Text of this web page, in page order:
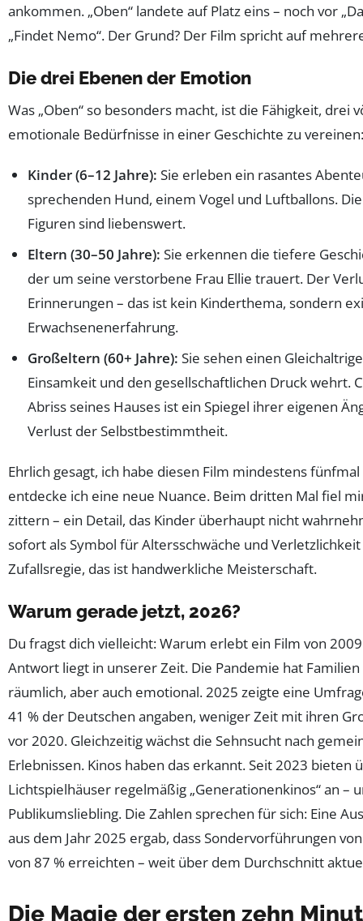
ankommen. „Oben“ landete auf Platz eins – noch vor
„Findet Nemo“. Der Grund? Der Film spricht auf
Die drei Ebenen der Emotion
Was „Oben“ so besonders macht, ist die Fähigkeit, drei
emotionale Bedürfnisse in einer Geschichte zu vereinen:
Kinder (6–12 Jahre): Sie erleben ein rasantes
sprechenden Hund, einem Vogel und Luftballons.
Figuren sind liebenswert.
Eltern (30–50 Jahre): Sie erkennen die tiefere
der um seine verstorbene Frau Ellie trauert. Der
Erinnerungen – das ist kein Kinderthema, sondern
Erwachsenenerfahrung.
Großeltern (60+ Jahre): Sie sehen einen
Einsamkeit und den gesellschaftlichen Druck wehrt.
Abriss seines Hauses ist ein Spiegel ihrer eigenen
Verlust der Selbstbestimmtheit.
Ehrlich gesagt, ich habe diesen Film mindestens
entdecke ich eine neue Nuance. Beim dritten Mal fiel
zittern – ein Detail, das Kinder überhaupt nicht
sofort als Symbol für Altersschwäche und
Zufallsregie, das ist handwerkliche Meisterschaft.
Warum gerade jetzt, 2026?
Du fragst dich vielleicht: Warum erlebt ein Film von
Antwort liegt in unserer Zeit. Die Pandemie hat
räumlich, aber auch emotional. 2025 zeigte eine
41 % der Deutschen angaben, weniger Zeit mit ihren
vor 2020. Gleichzeitig wächst die Sehnsucht nach
Erlebnissen. Kinos haben das erkannt. Seit 2023 bieten
Lichtspielhäuser regelmäßig „Generationenkinos“ an –
Publikumsliebling. Die Zahlen sprechen für sich: Eine
aus dem Jahr 2025 ergab, dass Sondervorführungen
von 87 % erreichten – weit über dem Durchschnitt
Die Magie der ersten zehn